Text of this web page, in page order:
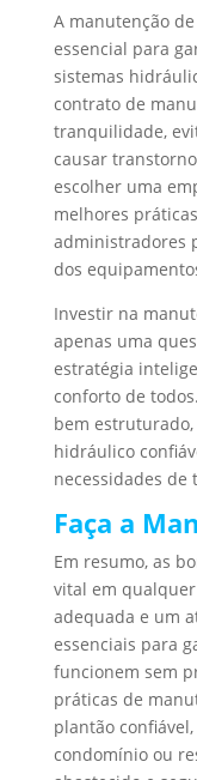
A manutenção
essencial para
sistemas
contrato de
tranquilidade,
causar
escolher uma
melhores
administradores
dos
Investir na
apenas uma
estratégia
conforto de
bem
hidráulico
necessidades de
Faça a
Em resumo, as
vital em
adequada e um
essenciais para
funcionem sem
práticas de
plantão
condomínio ou